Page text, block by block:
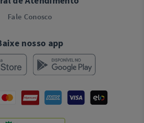
Fale Conosco
nosso app